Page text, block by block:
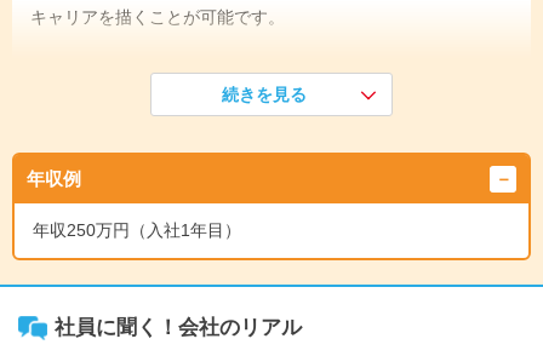
キャリアを描くことが可能です。
約3週間の導入研修後、配属先でOJTを通じて検査の基礎を学
目指します。合格すれば、自らの判断で検査を行えるようにな
ります。
《入社5年目》
検査の経験を積み、後輩の指導も担当するようになります。意
ー」として、小規模なチームのマネジメント業務にも挑戦して
続きを見る
年収例
年収250万円（入社1年目）
社員に聞く！会社のリアル